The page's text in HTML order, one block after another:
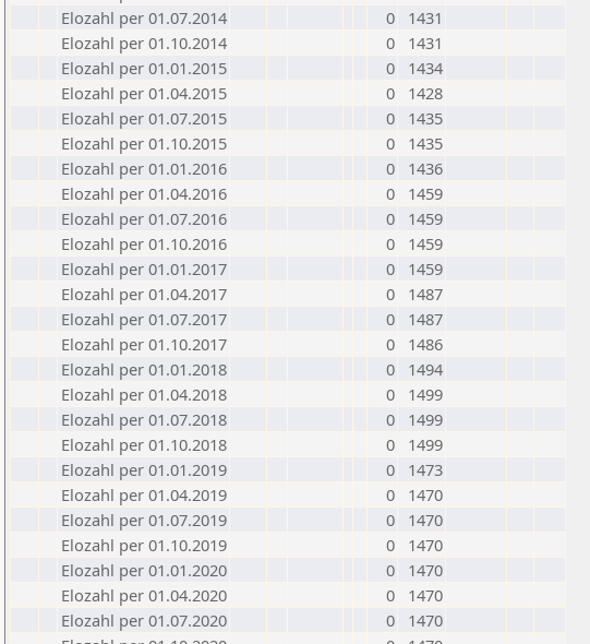
Elozahl per 01.07.2014
0
1431
Elozahl per 01.10.2014
0
1431
Elozahl per 01.01.2015
0
1434
Elozahl per 01.04.2015
0
1428
Elozahl per 01.07.2015
0
1435
Elozahl per 01.10.2015
0
1435
Elozahl per 01.01.2016
0
1436
Elozahl per 01.04.2016
0
1459
Elozahl per 01.07.2016
0
1459
Elozahl per 01.10.2016
0
1459
Elozahl per 01.01.2017
0
1459
Elozahl per 01.04.2017
0
1487
Elozahl per 01.07.2017
0
1487
Elozahl per 01.10.2017
0
1486
Elozahl per 01.01.2018
0
1494
Elozahl per 01.04.2018
0
1499
Elozahl per 01.07.2018
0
1499
Elozahl per 01.10.2018
0
1499
Elozahl per 01.01.2019
0
1473
Elozahl per 01.04.2019
0
1470
Elozahl per 01.07.2019
0
1470
Elozahl per 01.10.2019
0
1470
Elozahl per 01.01.2020
0
1470
Elozahl per 01.04.2020
0
1470
Elozahl per 01.07.2020
0
1470